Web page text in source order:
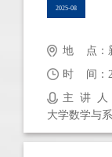
2025-08
地 点：
时 间：
主 讲 人
大学数学与